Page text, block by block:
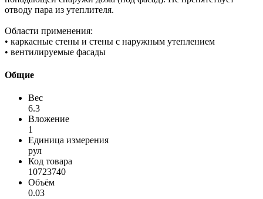
отводу пара из утеплителя.
Области применения:
• каркасные стены и стены с наружным утеплением
• вентилируемые фасады
Общие
Вес
6.3
Вложение
1
Единица измерения
рул
Код товара
10723740
Объём
0.03